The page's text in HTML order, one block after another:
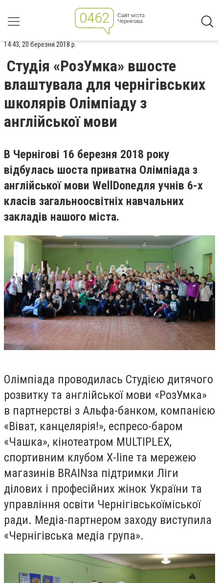
14:43, 20 березня 2018 р.
Студія «РозУмка» вшосте
влаштувала для чернігівських
школярів Олімпіаду з
англійської мови
В Чернігові 16 березня 2018 року
відбулась шоста приватна Олімпіада з
англійської мови Well Doneдля учнів 6-х
класів загальноосвітніх навчальних
закладів нашого міста.
Олімпіада проводилась Студією дитячого
розвитку та англійської мови «РозУмка»
в партнерстві з Альфа-банком, компанією
«Віват, канцелярія!», еспресо-баром
«Чашка», кінотеатром MULTIPLEX,
спортивним клубом Х-line та мережею
магазинів BRAINза підтримки Ліги
ділових і професійних жінок України та
управління освіти Чернігівськоїміської
ради. Медіа-партнером заходу виступила
«Чернігівська медіа група».